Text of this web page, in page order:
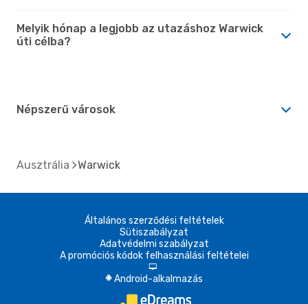
Melyik hónap a legjobb az utazáshoz Warwick
úti célba?
Népszerű városok
Ausztrália Warwick
Általános szerződési feltételek
Sütiszabályzat
Adatvédelmi szabályzat
A promóciós kódok felhasználási feltételei
d
A Android-alkalmazás